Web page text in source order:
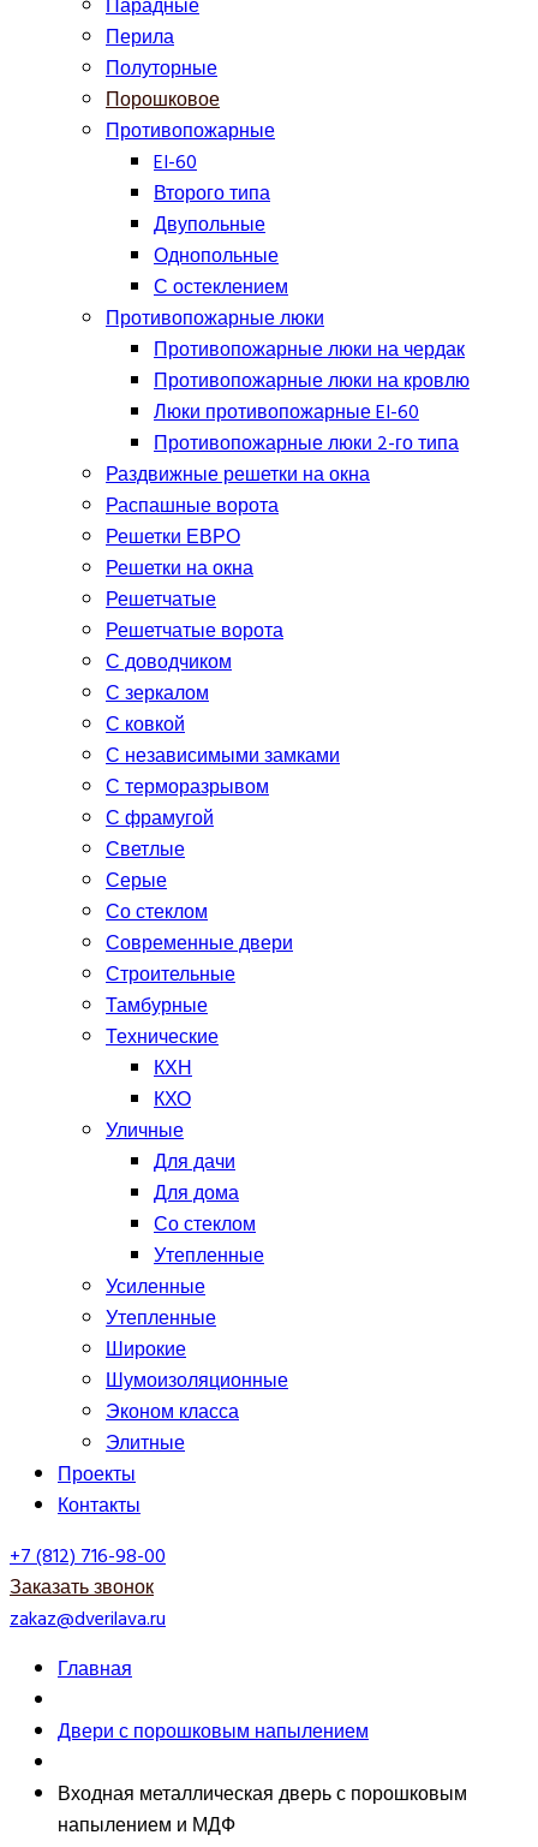
Перила
Полуторные
Порошковое
Противопожарные
EI-60
Второго типа
Двупольные
Однопольные
С остеклением
Противопожарные люки
Противопожарные люки на чердак
Противопожарные люки на кровлю
Люки противопожарные EI-60
Противопожарные люки 2-го типа
Раздвижные решетки на окна
Распашные ворота
Решетки ЕВРО
Решетки на окна
Решетчатые
Решетчатые ворота
С доводчиком
С зеркалом
С ковкой
С независимыми замками
С терморазрывом
С фрамугой
Светлые
Серые
Со стеклом
Современные двери
Строительные
Тамбурные
Технические
КХН
КХО
Уличные
Для дачи
Для дома
Со стеклом
Утепленные
Усиленные
Утепленные
Широкие
Шумоизоляционные
Эконом класса
Элитные
Проекты
Контакты
+7 (812) 716-98-00
Заказать звонок
zakaz@dverilava.ru
Главная
Двери с порошковым напылением
Входная металлическая дверь с порошковым
напылением и МДФ